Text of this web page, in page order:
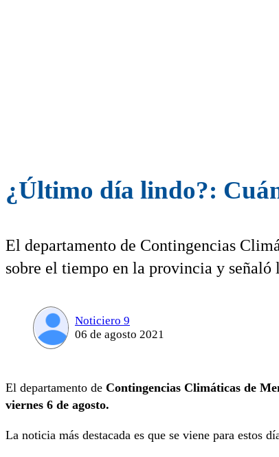
¿Último día lindo?:
El departamento de Contingencias
sobre el tiempo en la provincia y
Noticiero 9
06 de agosto 2021
El departamento de Contingencias Climáticas de
viernes 6 de agosto.
La noticia más destacada es que se viene para estos